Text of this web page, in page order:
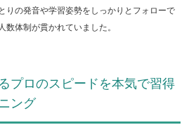
りの発音や学習姿勢をしっかりとフォローで
数体制が貫かれていました。
プロのスピードを本気で習得
ング